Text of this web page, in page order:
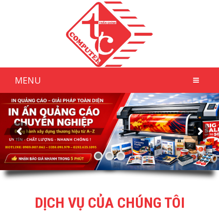
MENU
DỊCH VỤ CỦA CHÚNG TÔI